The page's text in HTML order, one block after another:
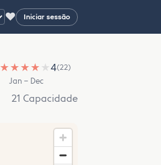
♥ Iniciar sessão
★ ★ ★ ★ ★4(22)
Jan – Dec
21 Capacidade